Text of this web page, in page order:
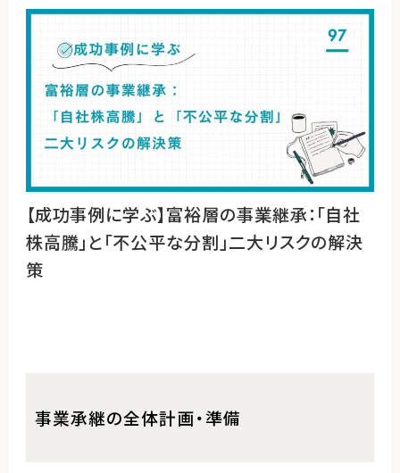
【成功事例に学ぶ】富裕層の事業継承：「自社
株高騰」と「不公平な分割」二大リスクの解決
策
事業承継の全体計画・準備